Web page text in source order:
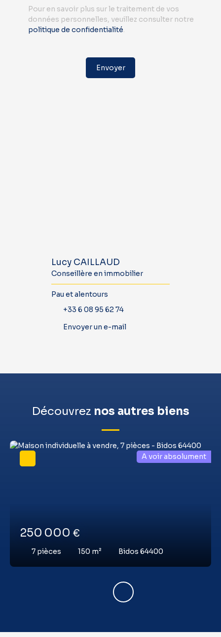
Pour en savoir plus sur le traitement de vos
données personnelles, veuillez consulter notre
politique de confidentialité.
Envoyer
Lucy CAILLAUD
Conseillère en immobilier
Pau et alentours
+33 6 08 95 62 74
Envoyer un e-mail
Découvrez nos autres biens
250 000 €
7 pièces 150 m² Bidos 64400
A voir absolument